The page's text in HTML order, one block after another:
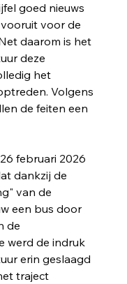
goed nieuws
voor de
daarom is het
deze
het
Volgens
de feiten een
februari 2026
dankzij de
van de
een bus door
de
werd de indruk
erin geslaagd
traject